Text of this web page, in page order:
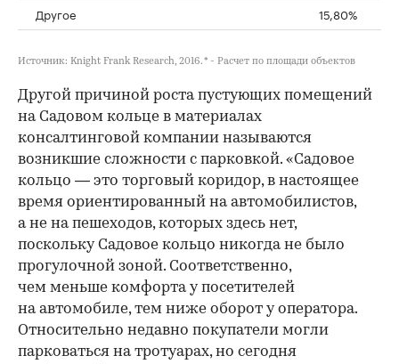
Другое
15,80%
Источник: Knight Frank Research, 2016. * - Расчет по площади объектов
Другой причиной роста пустующих помещений
на Садовом кольце в материалах
консалтинговой компании называются
возникшие сложности с парковкой. «Садовое
кольцо — это торговый коридор, в настоящее
время ориентированный на автомобилистов,
а не на пешеходов, которых здесь нет,
поскольку Садовое кольцо никогда не было
прогулочной зоной. Соответственно,
чем меньше комфорта у посетителей
на автомобиле, тем ниже оборот у оператора.
Относительно недавно покупатели могли
парковаться на тротуарах, но сегодня